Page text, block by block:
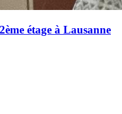
étage à Lausanne